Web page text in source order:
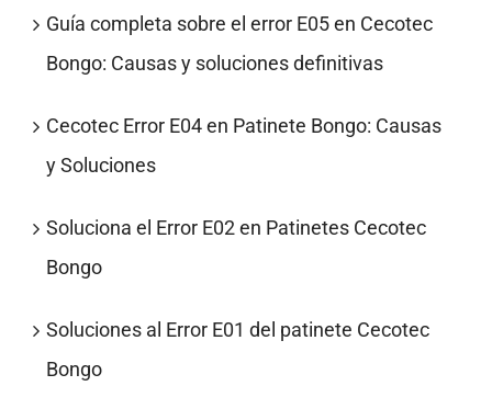
Guía completa sobre el error E05 en Cecotec
Bongo: Causas y soluciones definitivas
Cecotec Error E04 en Patinete Bongo: Causas
y Soluciones
Soluciona el Error E02 en Patinetes Cecotec
Bongo
Soluciones al Error E01 del patinete Cecotec
Bongo